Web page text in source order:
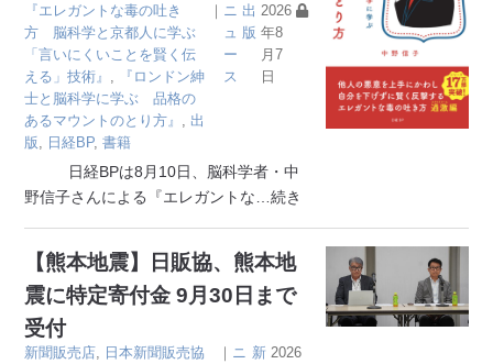
『エレガントな毒の吐き
方 脳科学と京都人に学ぶ
「言いにくいことを賢く伝
える」技術』 ,
『ロンドン紳
士と脳科学に学ぶ 品格の
あるマウントのとり方』 , 出
版, 日経BP,書籍
｜ ニ
ュ
ー
ス
出
版
2026
年8
月7
日
日経BPは8月10日、脳科学者・中
野信子さんによる『エレガントな …続き
【熊本地震】日販協、熊本地
震に特定寄付金 9月30日まで
受付
新聞販売店, 日本新聞販売協
｜ ニ 新 2026